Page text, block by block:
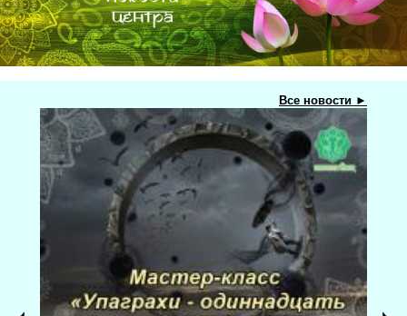
Все новости ►